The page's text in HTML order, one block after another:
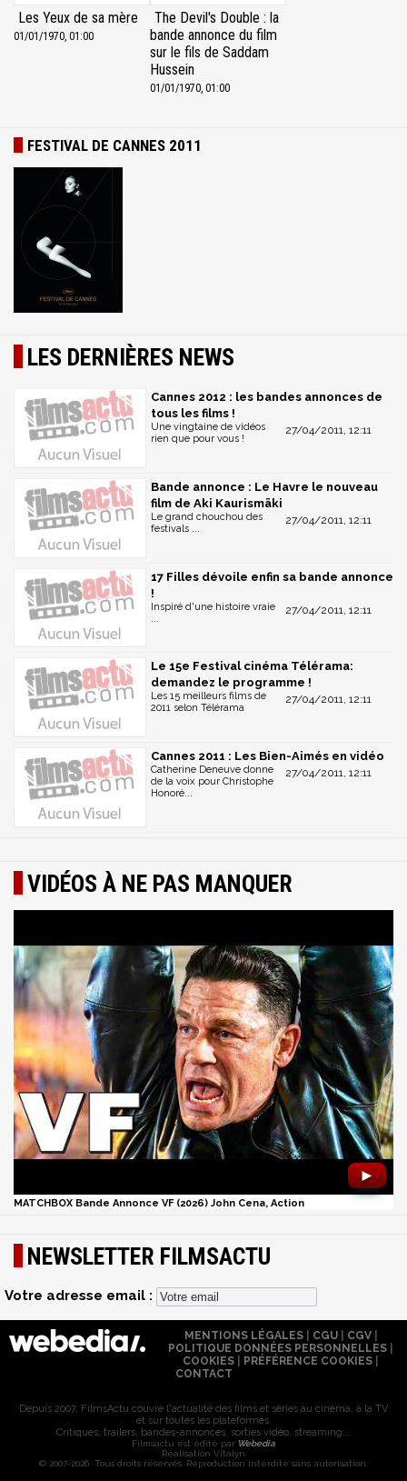
Les Yeux de sa mère
01/01/1970, 01:00
The Devil's Double : la
bande annonce du film
sur le fils de Saddam
Hussein
01/01/1970, 01:00
FESTIVAL DE CANNES 2011
LES DERNIÈRES NEWS
Cannes 2012 : les bandes annonces de
tous les films !
27/04/2011, 12:11
Une vingtaine de vidéos
rien que pour vous !
Bande annonce : Le Havre le nouveau
film de Aki Kaurismäki
27/04/2011, 12:11
Le grand chouchou des
festivals ...
17 Filles dévoile enfin sa bande annonce
!
27/04/2011, 12:11
Inspiré d'une histoire vraie
...
Le 15e Festival cinéma Télérama:
demandez le programme !
27/04/2011, 12:11
Les 15 meilleurs films de
2011 selon Télérama
Cannes 2011 : Les Bien-Aimés en vidéo
27/04/2011, 12:11
Catherine Deneuve donne
de la voix pour Christophe
Honoré...
VIDÉOS À NE PAS MANQUER
►
MATCHBOX Bande Annonce VF (2026) John Cena, Action
NEWSLETTER FILMSACTU
Votre adresse email :
MENTIONS LÉGALES| CGU| CGV|
POLITIQUE DONNÉES PERSONNELLES
COOKIES
PRÉFÉRENCE COOKIES
CONTACT
Depuis 2007, FilmsActu couvre l'actualité des films et séries au cinéma, à la TV
et sur toutes les plateformes.
Critiques, trailers, bandes-annonces, sorties vidéo, streaming...
Filmsactu est édité par Webedia
Réalisation Vitalyn
© 2007-2026 Tous droits réservés. Reproduction interdite sans autorisation.